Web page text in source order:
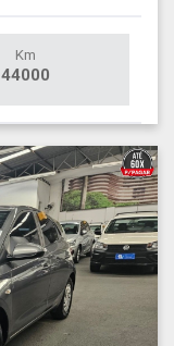
Km
44000